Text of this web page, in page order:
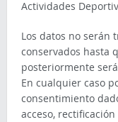
Actividades
Los datos no serán
conservados hasta
posteriormente
En cualquier caso
consentimiento
acceso,